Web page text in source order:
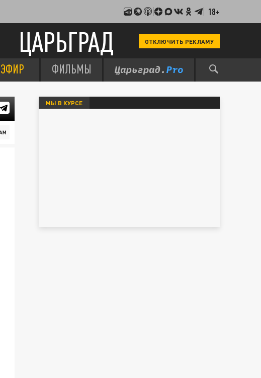
18+
ЦАРЬГРАД ОТКЛЮЧИТЬ РЕКЛАМУ
ЭФИР ФИЛЬМЫ
МЫ В КУРСЕ